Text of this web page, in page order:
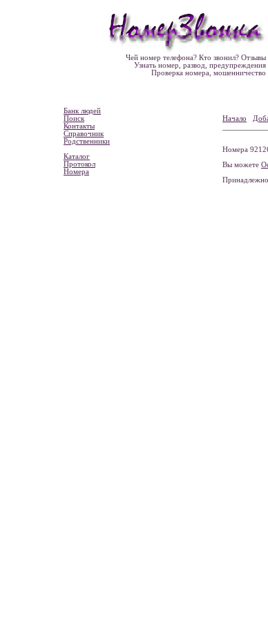
Чей номер телефона? Кто звонил? Отзывы
Узнать номер, развод, предупреждения
Проверка номера, мошенничество
Банк людей
Поиск
Контакты
Справочник
Родственники
Каталог
Протокол
Номера
Начало
Номера
Вы можете